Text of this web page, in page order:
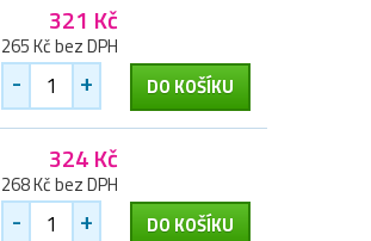
321 Kč
265 Kč bez DPH
- + DO KOŠÍKU
324 Kč
268 Kč bez DPH
- + DO KOŠÍKU